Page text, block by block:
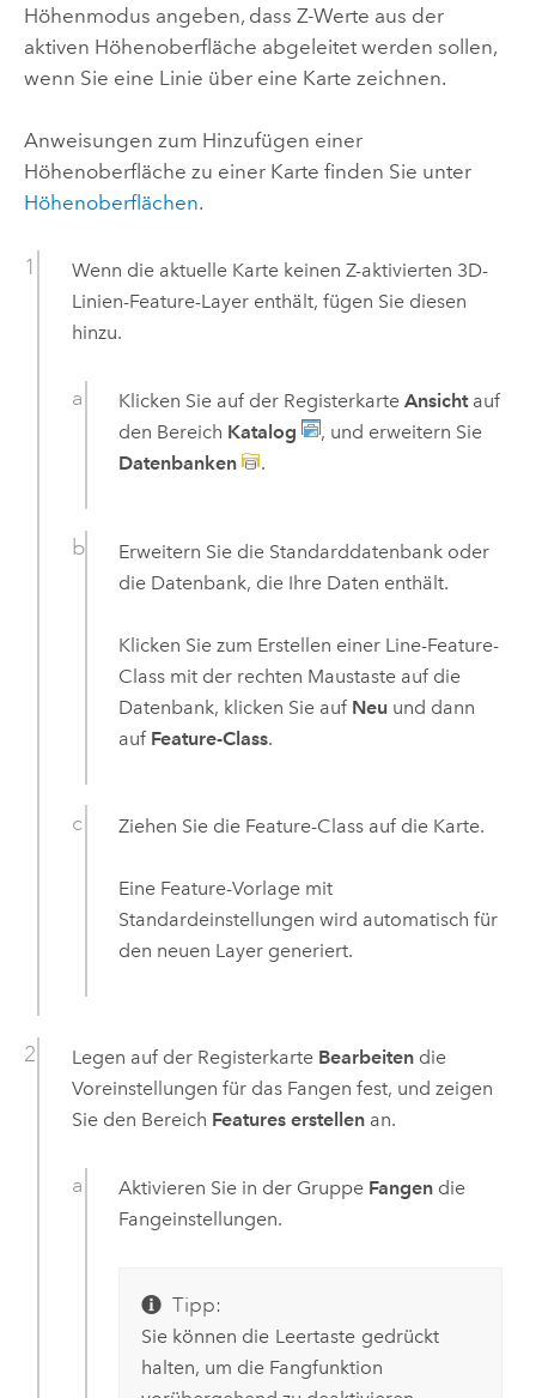
Höhenmodus angeben, dass Z-Werte aus der
aktiven Höhenoberfläche abgeleitet werden sollen,
wenn Sie eine Linie über eine Karte zeichnen.
Anweisungen zum Hinzufügen einer
Höhenoberfläche zu einer Karte finden Sie unter
Höhenoberflächen.
Wenn die aktuelle Karte keinen Z-aktivierten 3D-
Linien-Feature-Layer enthält, fügen Sie diesen
hinzu.
Klicken Sie auf der RegisterkarteAnsichtauf
den Bereich Katalog
, und erweitern Sie
Datenbanken
.
Erweitern Sie die Standarddatenbank oder
die Datenbank, die Ihre Daten enthält.
Klicken Sie zum Erstellen einer Line-Feature-
Class mit der rechten Maustaste auf die
Datenbank, klicken Sie auf Neu und dann
auf Feature-Class.
Ziehen Sie die Feature-Class auf die Karte.
Eine Feature-Vorlage mit
Standardeinstellungen wird automatisch für
den neuen Layer generiert.
Legen auf der Registerkarte Bearbeitendie
Voreinstellungen für das Fangen fest, und zeigen
Sie den Bereich Features erstellenan.
Aktivieren Sie in der Gruppe Fangen die
Fangeinstellungen.
Tipp:
Sie können die Leertaste gedrückt
halten, um die Fangfunktion